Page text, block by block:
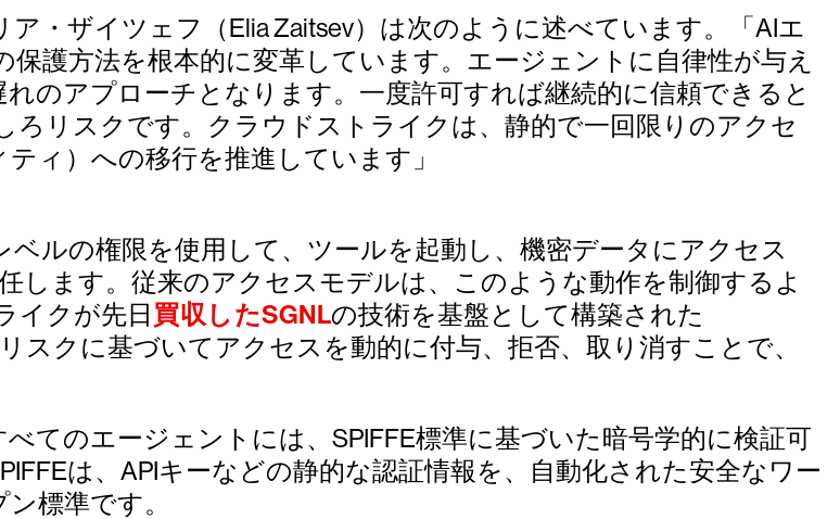
・ザイツェフ（Elia Zaitsev）は次のように述べています。「AIエ
護方法を根本的に変革しています。エージェントに自律性が与え
のアプローチとなります。一度許可すれば継続的に信頼できると
リスクです。クラウドストライクは、静的で一回限りのアクセ
ィ）への移行を推進しています」
ルの権限を使用して、ツールを起動し、機密データにアクセス
します。従来のアクセスモデルは、このような動作を制御するよ
イクが先日 買収したSGNLの技術を基盤として構築された
スクに基づいてアクセスを動的に付与、拒否、取り消すことで、
べてのエージェントには、SPIFFE標準に基づいた暗号学的に検証可
は、APIキーなどの静的な認証情報を、自動化された安全なワー
標準です。